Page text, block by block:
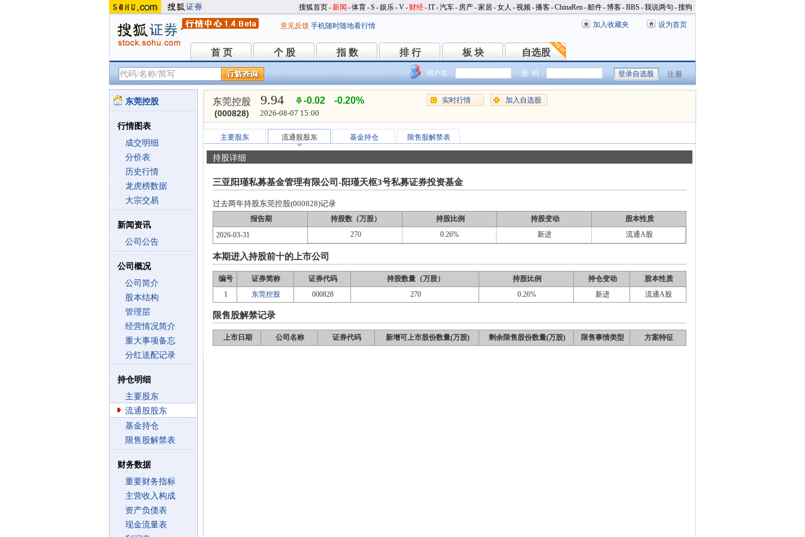
搜狐首页-新闻 -体育-S -娱乐-V- 财经-IT-汽车- 房产-家居-女人 -视频-播客-ChinaRen-邮件-博客-BBS -我说两句 -搜狗
意见反馈 手机随时随地看行情 加入收藏夹 设为首页
首 页
首 页 个 股
个 股 指 数
指 数 排 行
排 行 板 块
板 块 自选股
自选股
用户名： 密 码： 注册
东莞控股
行情图表
成交明细
分价表
历史行情
龙虎榜数据
大宗交易
新闻资讯
公司公告
公司概况
公司简介
股本结构
管理层
经营情况简介
重大事项备忘
分红送配记录
持仓明细
主要股东
流通股股东
基金持仓
限售股解禁表
财务数据
重要财务指标
主营收入构成
资产负债表
现金流量表
东莞控股
(000828)
9.94 -0.02 -0.20%
2026-08-07 15:00
实时行情 加入自选股
主要股东 流通股股东 基金持仓 限售股解禁表
持股详细
三亚阳瑾私募基金管理有限公司-阳瑾天枢3号私募证券投资基金
过去两年持股东莞控股(000828)记录
报告期 持股数（万股） 持股比例 持股变动
股本性质
2026-03-31
270 0.26% 新进 流通A股
本期进入持股前十的上市公司
编号 证券简称 证券代码 持股数量（万股） 持股比例 持仓变动
股本性质
1
东莞控股 000828 270 0.26% 新进 流通A股
限售股解禁记录
上市日期 公司名称 证券代码 新增可上市股份数量(万股) 剩余限售股份数量(万股) 限售事情类型 方案特征